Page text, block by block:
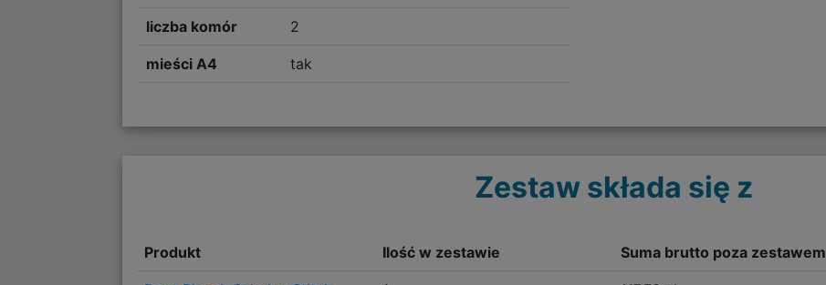
liczba komór 2
mieści A4 tak
Zestaw składa się z
Produkt Ilość w zestawie Suma brutto poza zestawem